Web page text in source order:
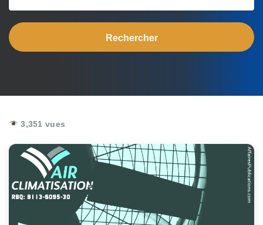
3,351 vues